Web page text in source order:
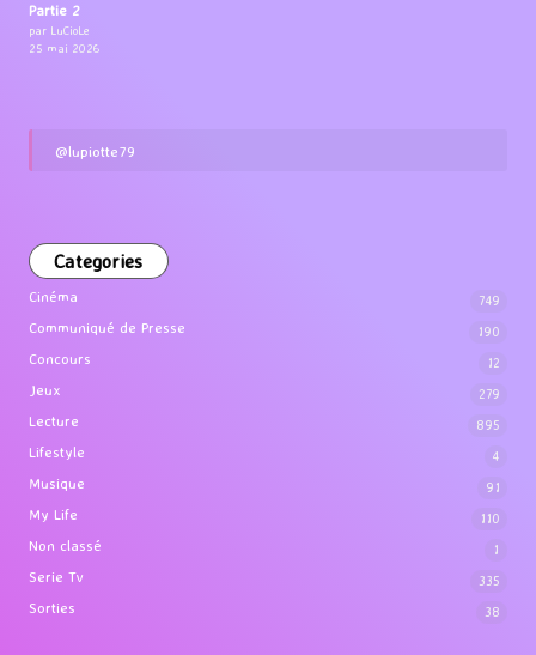
Partie 2
par LuCioLe
25 mai 2026
@lupiotte79
Categories
Cinéma 749
Communiqué de Presse 190
Concours 12
Jeux 279
Lecture 895
Lifestyle 4
Musique 91
My Life 110
Non classé 1
Serie Tv 335
Sorties 38